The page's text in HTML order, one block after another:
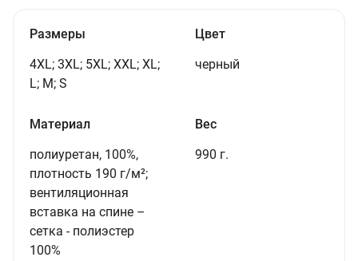
Размеры
4XL; 3XL; 5XL; XXL; XL;
L; M; S
Цвет
черный
Материал
полиуретан, 100%,
плотность 190 г/м²;
вентиляционная
вставка на спине –
сетка - полиэстер
100%
Вес
990 г.